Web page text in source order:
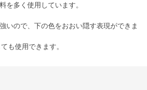
を多く使用しています。
いので、下の色をおおい隠す表現ができま
も使用できます。